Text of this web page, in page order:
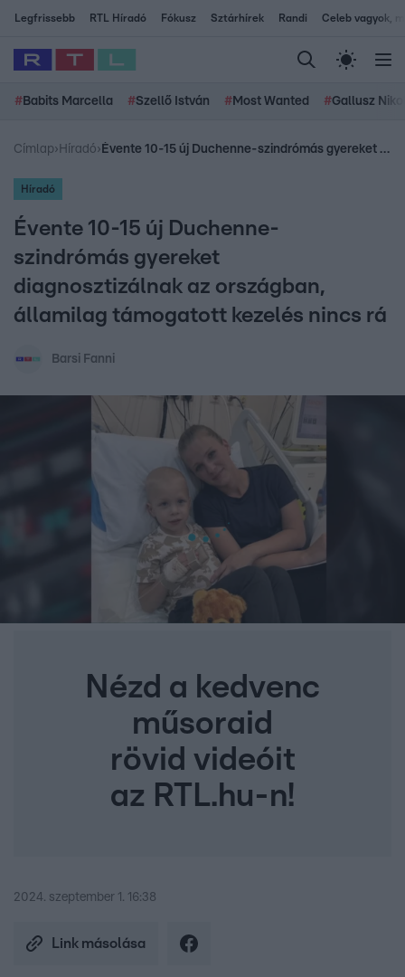
Legfrissebb RTL Híradó Fókusz Sztárhírek Randi Celeb vagyok,
# Babits Marcella #Szellő István # Most Wanted #Gallusz
Címlap› Híradó› Évente 10-15 új Duchenne-szindrómás gyereket diagnosztizálnak az országban, államilag támogatott kezelés nincs rá
Híradó
Évente 10-15 új Duchenne-
szindrómás gyereket
diagnosztizálnak az országban,
államilag támogatott kezelés nincs rá
Barsi Fanni
Nézd a kedvenc
műsoraid
rövid videóit
az RTL.hu-n!
2024. szeptember 1. 16:38
Link másolása